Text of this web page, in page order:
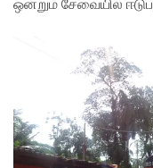
ஒன்றும் சேவையில்